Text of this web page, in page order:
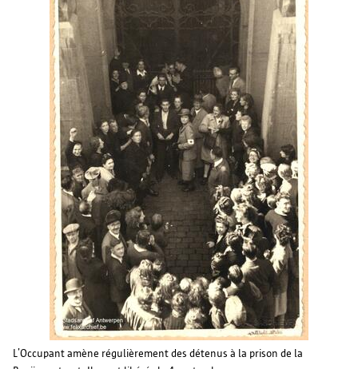
L’Occupant amène régulièrement des détenus à la prison de la